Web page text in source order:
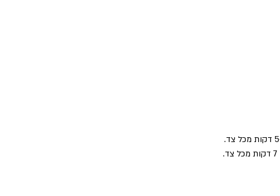
מערבבים את כל חומרי הרוטב ומחממים במחבת רחב. צולים את העוף במחבת עם הרוטב כ-5 דקות מכל צד.